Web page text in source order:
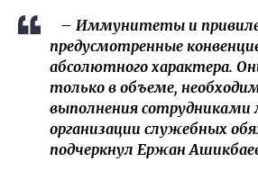
– Иммунитеты и
предусмотренные
абсолютного характера.
только в объеме,
выполнения сотрудниками
организации служебных
подчеркнул Ержан